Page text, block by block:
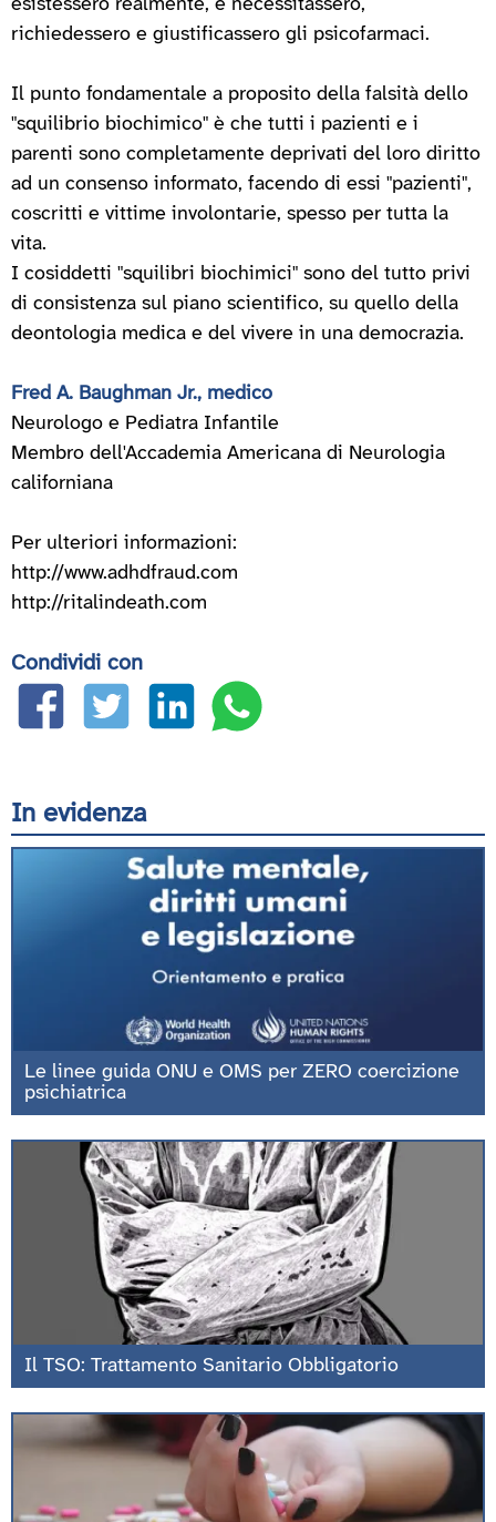
esistessero realmente, e necessitassero,
richiedessero e giustificassero gli psicofarmaci.
Il punto fondamentale a proposito della falsità dello
"squilibrio biochimico" è che tutti i pazienti e i
parenti sono completamente deprivati del loro diritto
ad un consenso informato, facendo di essi "pazienti",
coscritti e vittime involontarie, spesso per tutta la
vita.
I cosiddetti "squilibri biochimici" sono del tutto privi
di consistenza sul piano scientifico, su quello della
deontologia medica e del vivere in una democrazia.
Fred A. Baughman Jr., medico
Neurologo e Pediatra Infantile
Membro dell'Accademia Americana di Neurologia
californiana
Per ulteriori informazioni:
http://www.adhdfraud.com
http://ritalindeath.com
Condividi con
In evidenza
Le linee guida ONU e OMS per ZERO coercizione
psichiatrica
Il TSO: Trattamento Sanitario Obbligatorio